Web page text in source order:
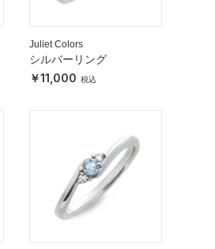
Juliet Colors
シルバーリング
11,000